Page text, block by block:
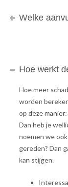
Welke
Hoe werkt
Hoe meer
worden
op deze
Dan heb je
noemen we
gereden? Dan
kan stijgen.